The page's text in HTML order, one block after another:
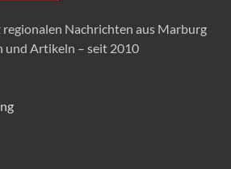
Nachrichten aus Marburg
und Artikeln – seit 2010